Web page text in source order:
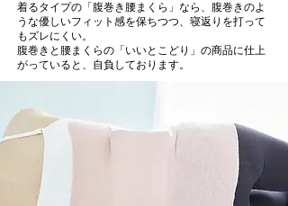
着るタイプの「腹巻き腰まくら」なら、腹巻きのよ
うな優しいフィット感を保ちつつ、寝返りを打って
もズレにくい。
腹巻きと腰まくらの「いいとこどり」の商品に仕上
がっていると、自負しております。